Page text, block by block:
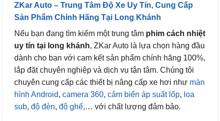
ZKar Auto – Trung Tâm Độ Xe Uy Tín, Cung Cấp
Sản Phẩm Chính Hãng Tại Long Khánh
Nếu bạn đang tìm kiếm một trung tâm phim cách nhiệt
uy tín tại long khánh, ZKar Auto là lựa chọn hàng đầu
dành cho bạn với cam kết sản phẩm chính hãng 100%,
lắp đặt chuyên nghiệp và dịch vụ tận tâm. Chúng tôi
chuyên cung cấp các thiết bị nâng cấp xe hơi như màn
hình Android, camera 360, cảm biến áp suất lốp, loa
sub, độ đèn, độ ghế,… với chất lượng đảm bảo.